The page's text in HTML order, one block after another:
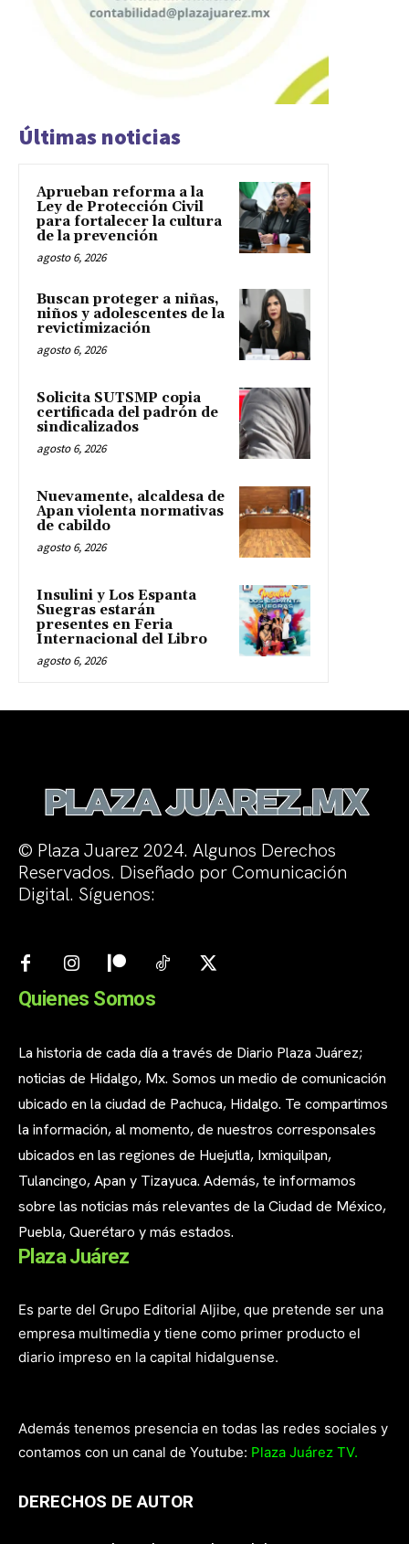
Últimas noticias
Aprueban reforma a la
Ley de Protección Civil
para fortalecer la cultura
de la prevención
agosto 6, 2026
Buscan proteger a niñas,
niños y adolescentes de la
revictimización
agosto 6, 2026
Solicita SUTSMP copia
certificada del padrón de
sindicalizados
agosto 6, 2026
Nuevamente, alcaldesa de
Apan violenta normativas
de cabildo
agosto 6, 2026
Insulini y Los Espanta
Suegras estarán
presentes en Feria
Internacional del Libro
agosto 6, 2026
© Plaza Juarez 2024. Algunos Derechos
Reservados. Diseñado por Comunicación
Digital. Síguenos:
Quienes Somos
La historia de cada día a través de Diario Plaza Juárez;
noticias de Hidalgo, Mx. Somos un medio de comunicación
ubicado en la ciudad de Pachuca, Hidalgo. Te compartimos
la información, al momento, de nuestros corresponsales
ubicados en las regiones de Huejutla, Ixmiquilpan,
Tulancingo, Apan y Tizayuca. Además, te informamos
sobre las noticias más relevantes de la Ciudad de México,
Puebla, Querétaro y más estados.
Plaza Juárez
Es parte del Grupo Editorial Aljibe, que pretende ser una
empresa multimedia y tiene como primer producto el
diario impreso en la capital hidalguense.
Además tenemos presencia en todas las redes sociales y
contamos con un canal de Youtube: Plaza Juárez TV.
DERECHOS DE AUTOR